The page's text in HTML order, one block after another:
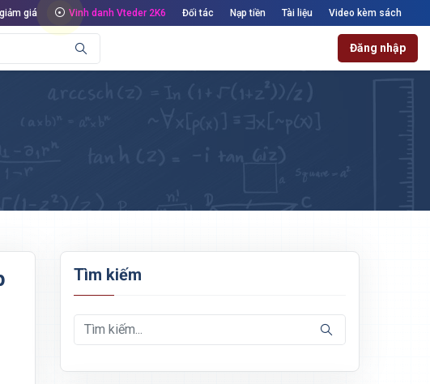
giá Vinh danh Vteder 2K6 Đối tác Nạp tiền Tài liệu Video kèm sách
Đăng nhập
Tìm kiếm